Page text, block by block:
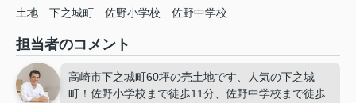
土地 下之城町 佐野小学校 佐野中学校
担当者のコメント
高崎市下之城町60坪の売土地です、人気の下之城
町！佐野小学校まで徒歩11分、佐野中学校まで徒歩